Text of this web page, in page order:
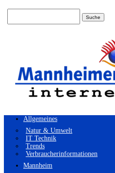
Allgemeines
Natur & Umwelt
IT Technik
Trends
Verbraucherinformationen
Mannheim